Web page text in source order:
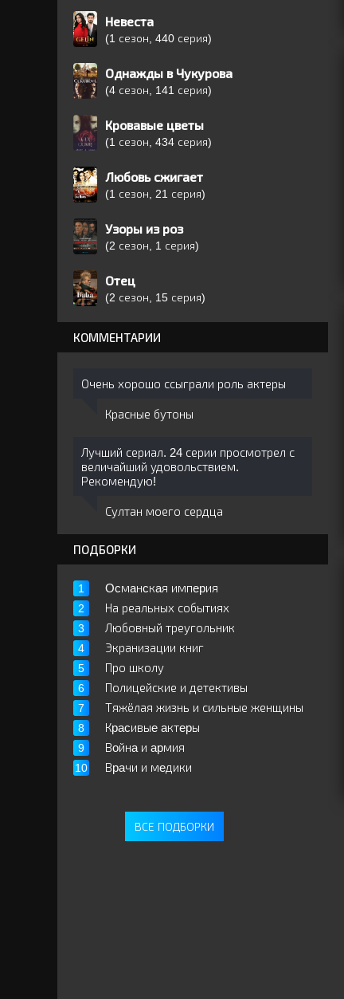
Невеста
(1 сезон, 440 серия)
Однажды в Чукурова
(4 сезон, 141 серия)
Кровавые цветы
(1 сезон, 434 серия)
Любовь сжигает
(1 сезон, 21 серия)
Узоры из роз
(2 сезон, 1 серия)
Отец
(2 сезон, 15 серия)
КОММЕНТАРИИ
Очень хорошо ссыграли роль актеры
Красные бутоны
Лучший сериал. 24 серии просмотрел с
величайший удовольствием.
Рекомендую!
Султан моего сердца
ПОДБОРКИ
Ocмaнcкaя импepия
На реальных событиях
Любовный треугольник
Экранизации книг
Про школу
Полицейские и детективы
Тяжёлая жизнь и сильные женщины
Кpacивыe aктepы
Вoйнa и apмия
Вpaчи и мeдики
ВСЕ ПОДБОРКИ